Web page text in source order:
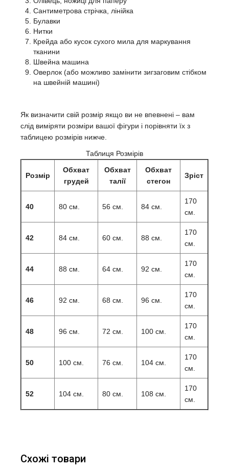
Сантиметрова стрічка, лінійка
Булавки
Нитки
Крейда або кусок сухого мила для маркування
тканини
Швейна машина
Оверлок (або можливо замінити зигзаговим стібком
на швейній машині)
Як визначити свій розмір якщо ви не впевнені – вам
слід виміряти розміри вашої фігури і порівняти їх з
таблицею розмірів нижче.
Таблиця Розмірів
Розмір
Обхват
грудей
Обхват
талії
Обхват
стегон
Зріст
40 80 см. 56 см. 84 см.
170
см.
42 84 см. 60 см. 88 см.
170
см.
44 88 см. 64 см. 92 см.
170
см.
46 92 см. 68 см. 96 см.
170
см.
48 96 см. 72 см. 100 см.
170
см.
50 100 см. 76 см. 104 см.
170
см.
52 104 см. 80 см. 108 см.
170
см.
Схожі товари